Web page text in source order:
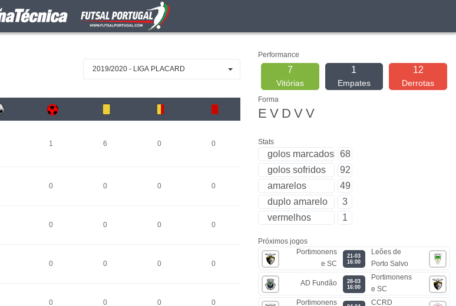
2019/2020 - LIGA PLACARD
1 6 0 0
0 0 0 0
0 0 0 0
0 0 0 0
0 0 0 0
Performance
7
Vitórias
1
Empates
12
Derrotas
Forma
E V D V V
Stats
golos marcados 68
golos sofridos
92
amarelos
49
duplo amarelo
3
vermelhos
1
Próximos jogos
Portimonens
e SC
21-03
16:00
Leões de
Porto Salvo
AD Fundão
28-03
16:00
Portimonens
e SC
Portimonens
CCRD